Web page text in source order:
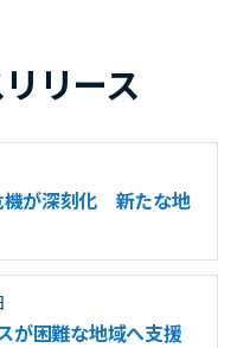
リース
機が深刻化 新たな地
が困難な地域へ支援